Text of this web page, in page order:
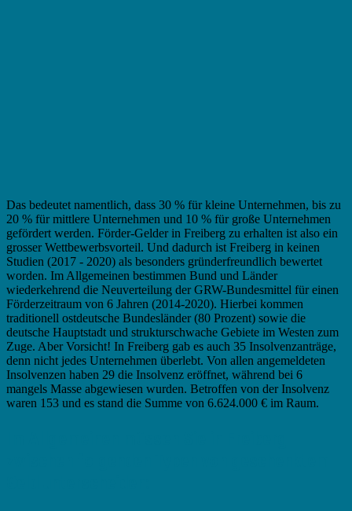
Das bedeutet namentlich, dass 30 % für kleine Unternehmen, bis zu
20 % für mittlere Unternehmen und 10 % für große Unternehmen
gefördert werden. Förder-Gelder in Freiberg zu erhalten ist also ein
grosser Wettbewerbsvorteil. Und dadurch ist Freiberg in keinen
Studien (2017 - 2020) als besonders gründerfreundlich bewertet
worden. Im Allgemeinen bestimmen Bund und Länder
wiederkehrend die Neuverteilung der GRW-Bundesmittel für einen
Förderzeitraum von 6 Jahren (2014-2020). Hierbei kommen
traditionell ostdeutsche Bundesländer (80 Prozent) sowie die
deutsche Hauptstadt und strukturschwache Gebiete im Westen zum
Zuge. Aber Vorsicht! In Freiberg gab es auch 35 Insolvenzanträge,
denn nicht jedes Unternehmen überlebt. Von allen angemeldeten
Insolvenzen haben 29 die Insolvenz eröffnet, während bei 6
mangels Masse abgewiesen wurden. Betroffen von der Insolvenz
waren 153 und es stand die Summe von 6.624.000 € im Raum.